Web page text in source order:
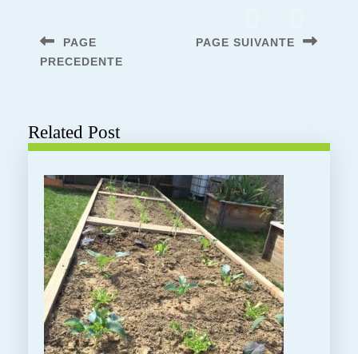
de
l’article
PAGE
PRECEDENTE
PAGE SUIVANTE
Related Post